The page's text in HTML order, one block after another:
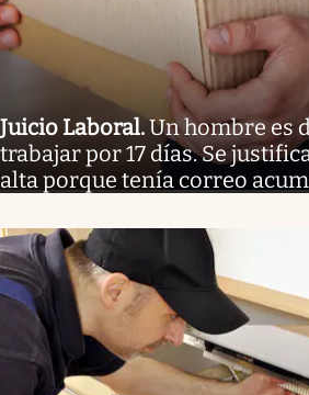
Juicio Laboral.Un hombre es
trabajar por 17 días. Se
alta porque tenía correo